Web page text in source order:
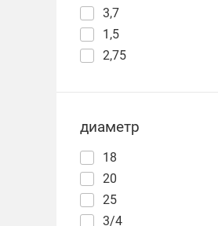
3,7
1,5
2,75
диаметр
18
20
25
3/4